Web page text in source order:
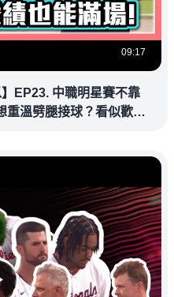
09:17
EP23. 中職明星賽不靠
重溫劈腿接球？看似歡樂